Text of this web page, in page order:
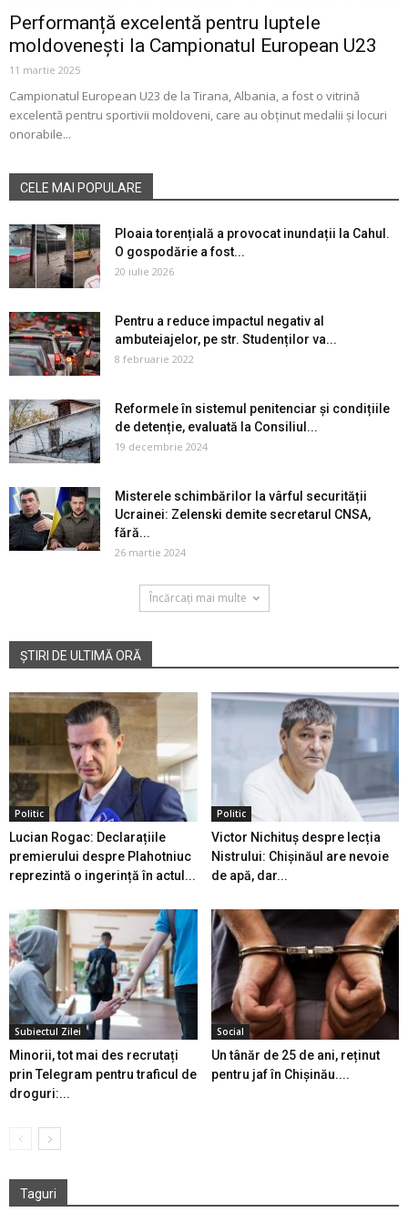
Performanță excelentă pentru luptele
moldovenești la Campionatul European U23
11 martie 2025
Campionatul European U23 de la Tirana, Albania, a fost o vitrină
excelentă pentru sportivii moldoveni, care au obținut medalii și locuri
onorabile...
CELE MAI POPULARE
Ploaia torențială a provocat inundații la Cahul.
O gospodărie a fost...
20 iulie 2026
Pentru a reduce impactul negativ al
ambuteiajelor, pe str. Studenților va...
8 februarie 2022
Reformele în sistemul penitenciar și condițiile
de detenție, evaluată la Consiliul...
19 decembrie 2024
Misterele schimbărilor la vârful securității
Ucrainei: Zelenski demite secretarul CNSA,
fără...
26 martie 2024
Încărcați mai multe
ȘTIRI DE ULTIMĂ ORĂ
Politic
Lucian Rogac: Declarațiile
premierului despre Plahotniuc
reprezintă o ingerință în actul...
Politic
Victor Nichituș despre lecția
Nistrului: Chișinăul are nevoie
de apă, dar...
Subiectul Zilei
Minorii, tot mai des recrutați
prin Telegram pentru traficul de
droguri:...
Social
Un tânăr de 25 de ani, reținut
pentru jaf în Chișinău....
Taguri